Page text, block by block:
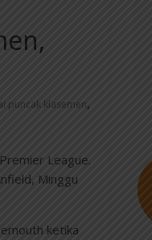
puncak klasemen,
League.
Minggu
ketika